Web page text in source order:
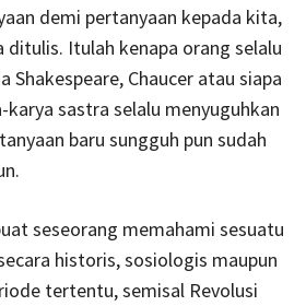
demi pertanyaan kepada kita,
ditulis. Itulah kenapa orang selalu
Shakespeare, Chaucer atau siapa
karya sastra selalu menyuguhkan
baru sungguh pun sudah
seseorang memahami sesuatu
historis, sosiologis maupun
tertentu, semisal Revolusi